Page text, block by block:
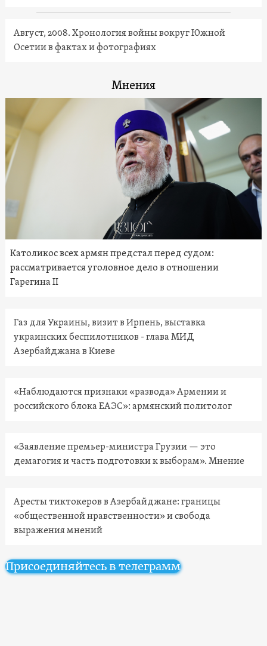
Август, 2008. Хронология войны вокруг Южной
Осетии в фактах и фотографиях
Мнения
Католикос всех армян предстал перед судом:
рассматривается уголовное дело в отношении
Гарегина II
Газ для Украины, визит в Ирпень, выставка
украинских беспилотников - глава МИД
Азербайджана в Киеве
«Наблюдаются признаки «развода» Армении и
российского блока ЕАЭС»: армянский политолог
«Заявление премьер-министра Грузии — это
демагогия и часть подготовки к выборам». Мнение
Аресты тиктокеров в Азербайджане: границы
«общественной нравственности» и свобода
выражения мнений
Присоединяйтесь в телеграмм